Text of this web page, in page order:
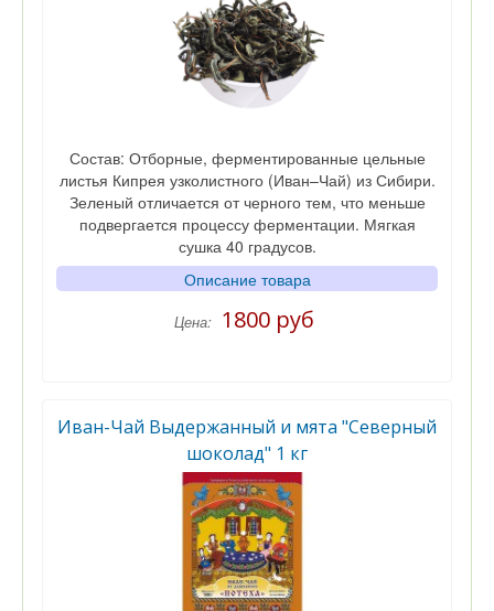
Состав: Отборные, ферментированные цельные
листья Кипрея узколистного (Иван–Чай) из Сибири.
Зеленый отличается от черного тем, что меньше
подвергается процессу ферментации. Мягкая
сушка 40 градусов.
Описание товара
Цена: 1800 руб
Иван-Чай Выдержанный и мята "Северный
шоколад" 1 кг